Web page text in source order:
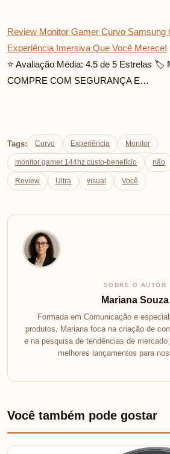
Review Monitor Gamer Curvo Samsung
Experiência Imersiva Que Você Merece!
⭐ Avaliação Média: 4.5 de 5 Estrelas 🏷️
COMPRE COM SEGURANÇA E…
Tags: Curvo Experiência Monitor
monitor gamer 144hz custo-benefício não
Review Ultra visual Você
SOBRE O AUTOR
Mariana Souza
Formada em Comunicação e
produtos, Mariana foca na criação de
e na pesquisa de tendências de
melhores lançamentos para
Você também pode gostar